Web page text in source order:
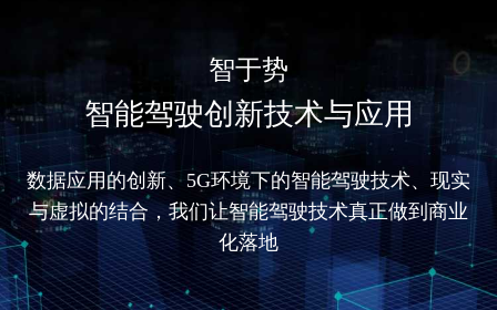
智于势
智能驾驶创新技术与应用
数据应用的创新、5G环境下的智能驾驶技术、现实
与虚拟的结合，我们让智能驾驶技术真正做到商业
化落地